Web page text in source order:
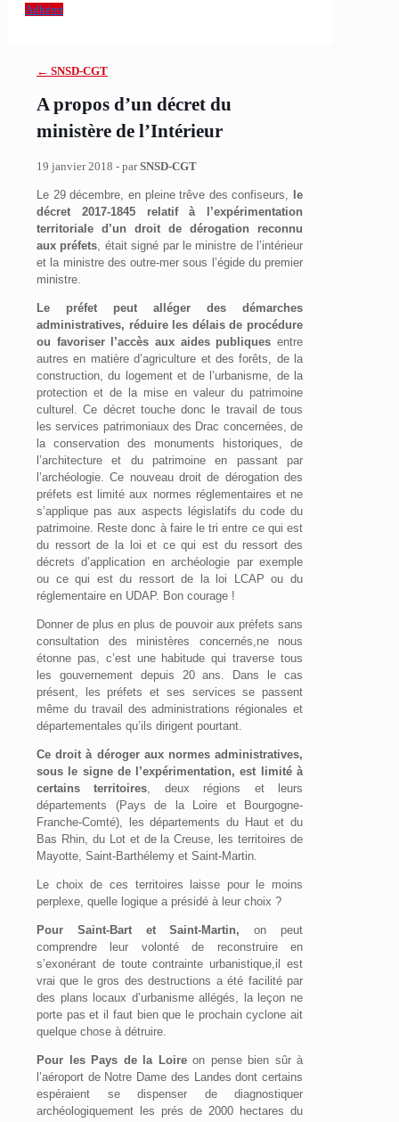
Adhérer
← SNSD-CGT
A propos d’un décret du
ministère de l’Intérieur
19 janvier 2018 - parSNSD-CGT
Le 29 décembre, en pleine trêve des confiseurs,
le
décret 2017-1845 relatif à l’expérimentation
territoriale d’un droit de dérogation reconnu
aux préfets, était signé par le ministre de l’intérieur
et la ministre des outre-mer sous l’égide du premier
ministre.
Le préfet peut alléger des démarches
administratives, réduire les délais de procédure
ou favoriser l’accès aux aides publiques entre
autres en matière d’agriculture et des forêts, de la
construction, du logement et de l’urbanisme, de la
protection et de la mise en valeur du patrimoine
culturel. Ce décret touche donc le travail de tous
les services patrimoniaux des Drac concernées, de
la conservation des monuments historiques, de
l’architecture et du patrimoine en passant par
l’archéologie. Ce nouveau droit de dérogation des
préfets est limité aux normes réglementaires et ne
s’applique pas aux aspects législatifs du code du
patrimoine. Reste donc à faire le tri entre ce qui est
du ressort de la loi et ce qui est du ressort des
décrets d’application en archéologie par exemple
ou ce qui est du ressort de la loi LCAP ou du
réglementaire en UDAP. Bon courage !
Donner de plus en plus de pouvoir aux préfets sans
consultation des ministères concernés,ne nous
étonne pas, c’est une habitude qui traverse tous
les gouvernement depuis 20 ans. Dans le cas
présent, les préfets et ses services se passent
même du travail des administrations régionales et
départementales qu’ils dirigent pourtant.
Ce droit à déroger aux normes administratives,
sous le signe de l’expérimentation, est limité à
certains territoires, deux régions et leurs
départements (Pays de la Loire et Bourgogne-
Franche-Comté), les départements du Haut et du
Bas Rhin, du Lot et de la Creuse, les territoires de
Mayotte, Saint-Barthélemy et Saint-Martin.
Le choix de ces territoires laisse pour le moins
perplexe, quelle logique a présidé à leur choix ?
Pour Saint-Bart et Saint-Martin, on peut
comprendre leur volonté de reconstruire en
s’exonérant de toute contrainte urbanistique,il est
vrai que le gros des destructions a été facilité par
des plans locaux d’urbanisme allégés, la leçon ne
porte pas et il faut bien que le prochain cyclone ait
quelque chose à détruire.
Pour les Pays de la Loireon pense bien sûr à
l’aéroport de Notre Dame des Landes dont certains
espéraient se dispenser de diagnostiquer
archéologiquement les prés de 2000 hectares du